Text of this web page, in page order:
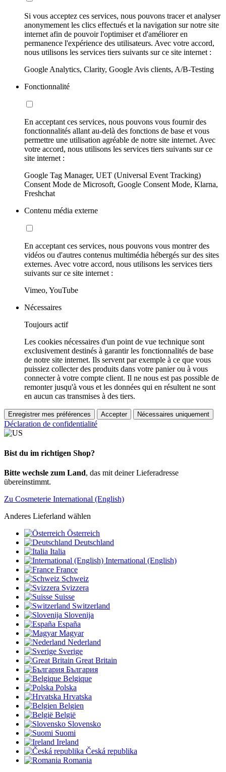
Si vous acceptez ces services, nous pouvons tracer et analyser
anonymement les clics effectués et la navigation sur notre site
internet afin de pouvoir l'optimiser et d'améliorer en
permanence l'expérience des utilisateurs. Avec votre accord,
nous utilisons les services tiers suivants sur ce site internet :
Google Analytics, Clarity, Google Avis clients, A/B-Testing
Fonctionnalité
En acceptant ces services, nous pouvons vous fournir des
fonctionnalités allant au-delà des fonctions de base et vous
permettre une utilisation agréable de notre site internet. Avec
votre accord, nous utilisons les services tiers suivants sur ce
site internet :
Google Tag Manager, UET (Universal Event Tracking)
Consent Mode de Microsoft, Google Consent Mode, Klarna,
Freshchat
Contenu média externe
En acceptant ces services, nous pouvons vous montrer des
vidéos ou d'autres contenus multimédia hébergés sur des sites
externes. Avec votre accord, nous utilisons les services tiers
suivants sur ce site internet :
Vimeo, YouTube
Nécessaires
Toujours actif
Les cookies nécessaires d'un point de vue technique sont
exclusivement destinés à garantir les fonctionnalités de base
de notre site internet. Ils servent par exemple à ce que vous
puissiez collecter des produits dans votre panier ou à vous
connecter à votre compte client. Il ne nous est pas possible de
remonter jusqu'à vous et les données qui en résultent ne sont
en aucun cas transmises à des tiers.
Enregistrer mes préférences Accepter Nécessaires uniquement
Déclaration de confidentialité
Bist du im richtigen Shop?
Bitte wechsle zum Land, das mit deiner Lieferadresse
übereinstimmt.
Zu Cosmeterie International (English)
Anderes Lieferland wählen
Österreich
Deutschland
Italia
International (English)
France
Schweiz
Svizzera
Suisse
Switzerland
Slovenija
España
Magyar
Nederland
Sverige
Great Britain
България
Belgique
Polska
Hrvatska
Belgien
België
Slovensko
Suomi
Ireland
Česká republika
Romania